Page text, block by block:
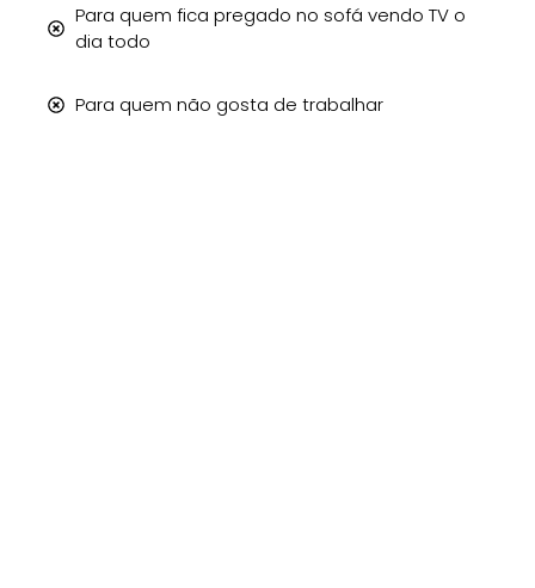
Para quem fica pregado no sofá vendo TV o
dia todo
Para quem não gosta de trabalhar